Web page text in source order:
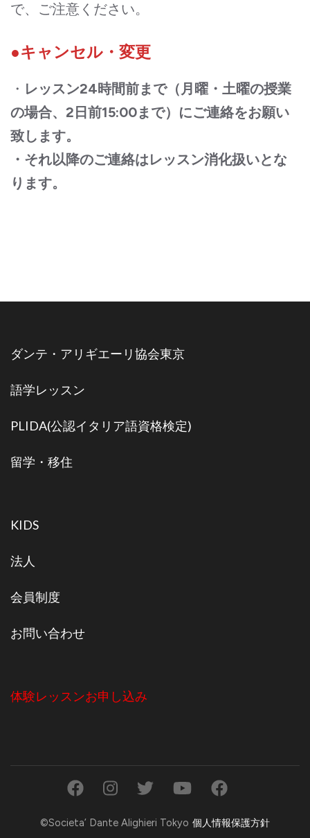
で、ご注意ください。
●キャンセル・変更
・ レッスン24時間前まで（月曜・土曜の授業
の場合、2日前15:00まで）にご連絡をお願い
致します。
・それ以降のご連絡はレッスン消化扱いとな
ります。
ダンテ・アリギエーリ協会東京
語学レッスン
PLIDA(公認イタリア語資格検定)
留学・移住
KIDS
法人
会員制度
お問い合わせ
体験レッスンお申し込み
©Societa’ Dante Alighieri Tokyo 個人情報保護方針